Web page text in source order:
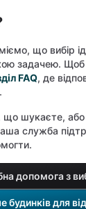
що вибір
задачею.
FAQ, де
що шукаєте,
служба
допомога з
будинків для